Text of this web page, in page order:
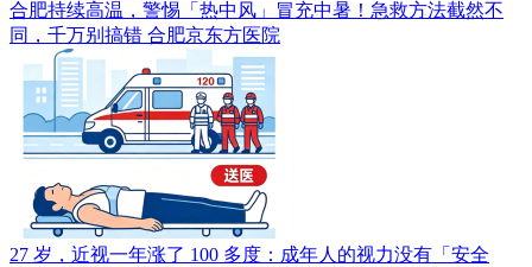
合肥持续高温，警惕「热中风」冒充中暑！急救方法截然不
同，千万别搞错 合肥京东方医院
27 岁，近视一年涨了 100 多度：成年人的视力没有「安全